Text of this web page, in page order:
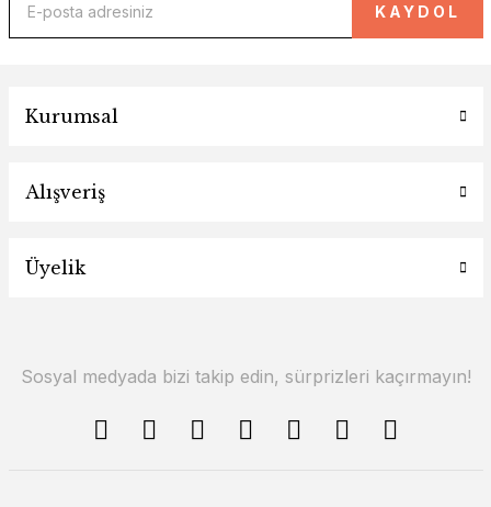
KAYDOL
Kurumsal
Alışveriş
Üyelik
Sosyal medyada bizi takip edin, sürprizleri kaçırmayın!